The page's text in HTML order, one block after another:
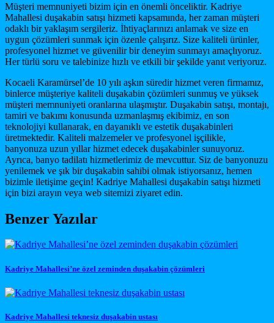
Müşteri memnuniyeti bizim için en önemli önceliktir. Kadriye
Mahallesi duşakabin satışı hizmeti kapsamında, her zaman müşteri
odaklı bir yaklaşım sergileriz. İhtiyaçlarınızı anlamak ve size en
uygun çözümleri sunmak için özenle çalışırız. Size kaliteli ürünler,
profesyonel hizmet ve güvenilir bir deneyim sunmayı amaçlıyoruz.
Her türlü soru ve talebinize hızlı ve etkili bir şekilde yanıt veriyoruz.
Kocaeli Karamürsel’de 10 yılı aşkın süredir hizmet veren firmamız,
binlerce müşteriye kaliteli duşakabin çözümleri sunmuş ve yüksek
müşteri memnuniyeti oranlarına ulaşmıştır. Duşakabin satışı, montajı,
tamiri ve bakımı konusunda uzmanlaşmış ekibimiz, en son
teknolojiyi kullanarak, en dayanıklı ve estetik duşakabinleri
üretmektedir. Kaliteli malzemeler ve profesyonel işçilikle,
banyonuza uzun yıllar hizmet edecek duşakabinler sunuyoruz.
Ayrıca, banyo tadilatı hizmetlerimiz de mevcuttur. Siz de banyonuzu
yenilemek ve şık bir duşakabin sahibi olmak istiyorsanız, hemen
bizimle iletişime geçin! Kadriye Mahallesi duşakabin satışı hizmeti
için bizi arayın veya web sitemizi ziyaret edin.
Benzer Yazılar
Kadriye Mahallesi’ne özel zeminden duşakabin çözümleri
Kadriye Mahallesi teknesiz duşakabin ustası